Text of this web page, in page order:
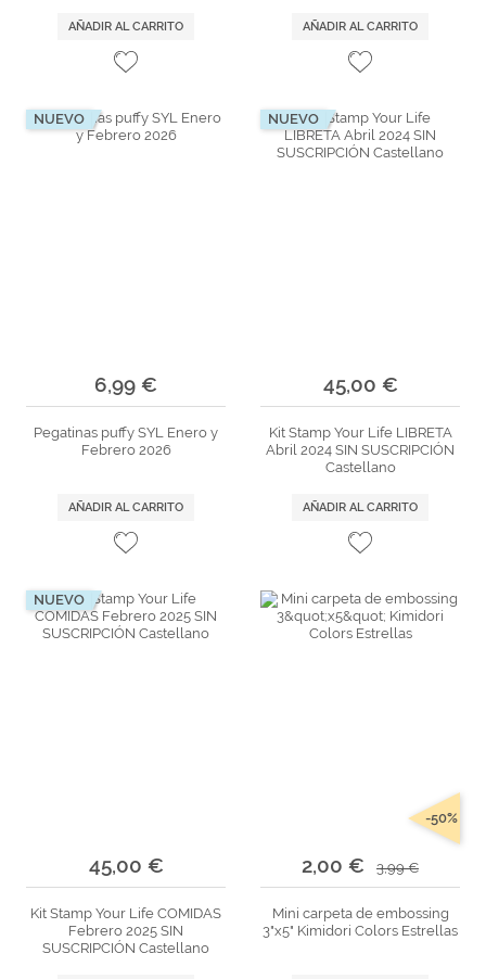
AÑADIR AL CARRITO AÑADIR AL CARRITO
NUEVO
6,99 €
Pegatinas puffy SYL Enero y
Febrero 2026
AÑADIR AL CARRITO
NUEVO
45,00 €
Kit Stamp Your Life LIBRETA
Abril 2024 SIN SUSCRIPCIÓN
Castellano
AÑADIR AL CARRITO
NUEVO
45,00 €
Kit Stamp Your Life COMIDAS
Febrero 2025 SIN
SUSCRIPCIÓN Castellano
2,00 € 3,99 €
-50%
Mini carpeta de embossing
3"x5" Kimidori Colors Estrellas